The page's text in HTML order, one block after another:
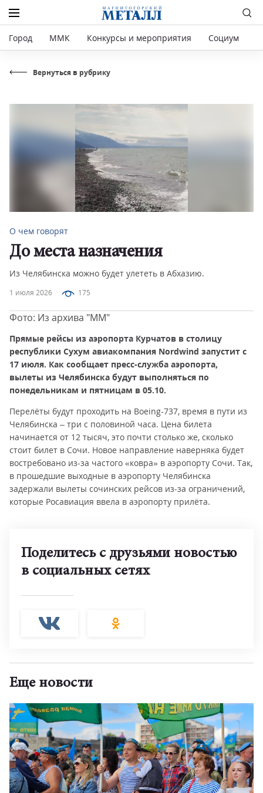
Город ММК Конкурсы и мероприятия Социум
Вернуться в рубрику
1 июля 2026 175
О чем говорят
До места назначения
Из Челябинска можно будет улететь в Абхазию.
Фото: Из архива "ММ"
Прямые рейсы из аэропорта Курчатов в столицу
республики Сухум авиакомпания Nordwind запустит с
17 июля. Как сообщает пресс-служба аэропорта,
вылеты из Челябинска будут выполняться по
понедельникам и пятницам в 05.10.
Перелёты будут проходить на Boeing-737, время в пути из
Челябинска – три с половиной часа. Цена билета
начинается от 12 тысяч, это почти столько же, сколько
стоит билет в Сочи. Новое направление наверняка будет
востребовано из-за частого «ковра» в аэропорту Сочи. Так,
в прошедшие выходные в аэропорту Челябинска
задержали вылеты сочинских рейсов из-за ограничений,
которые Росавиация ввела в аэропорту прилёта.
Поделитесь с друзьями новостью
в социальных сетях
Еще новости